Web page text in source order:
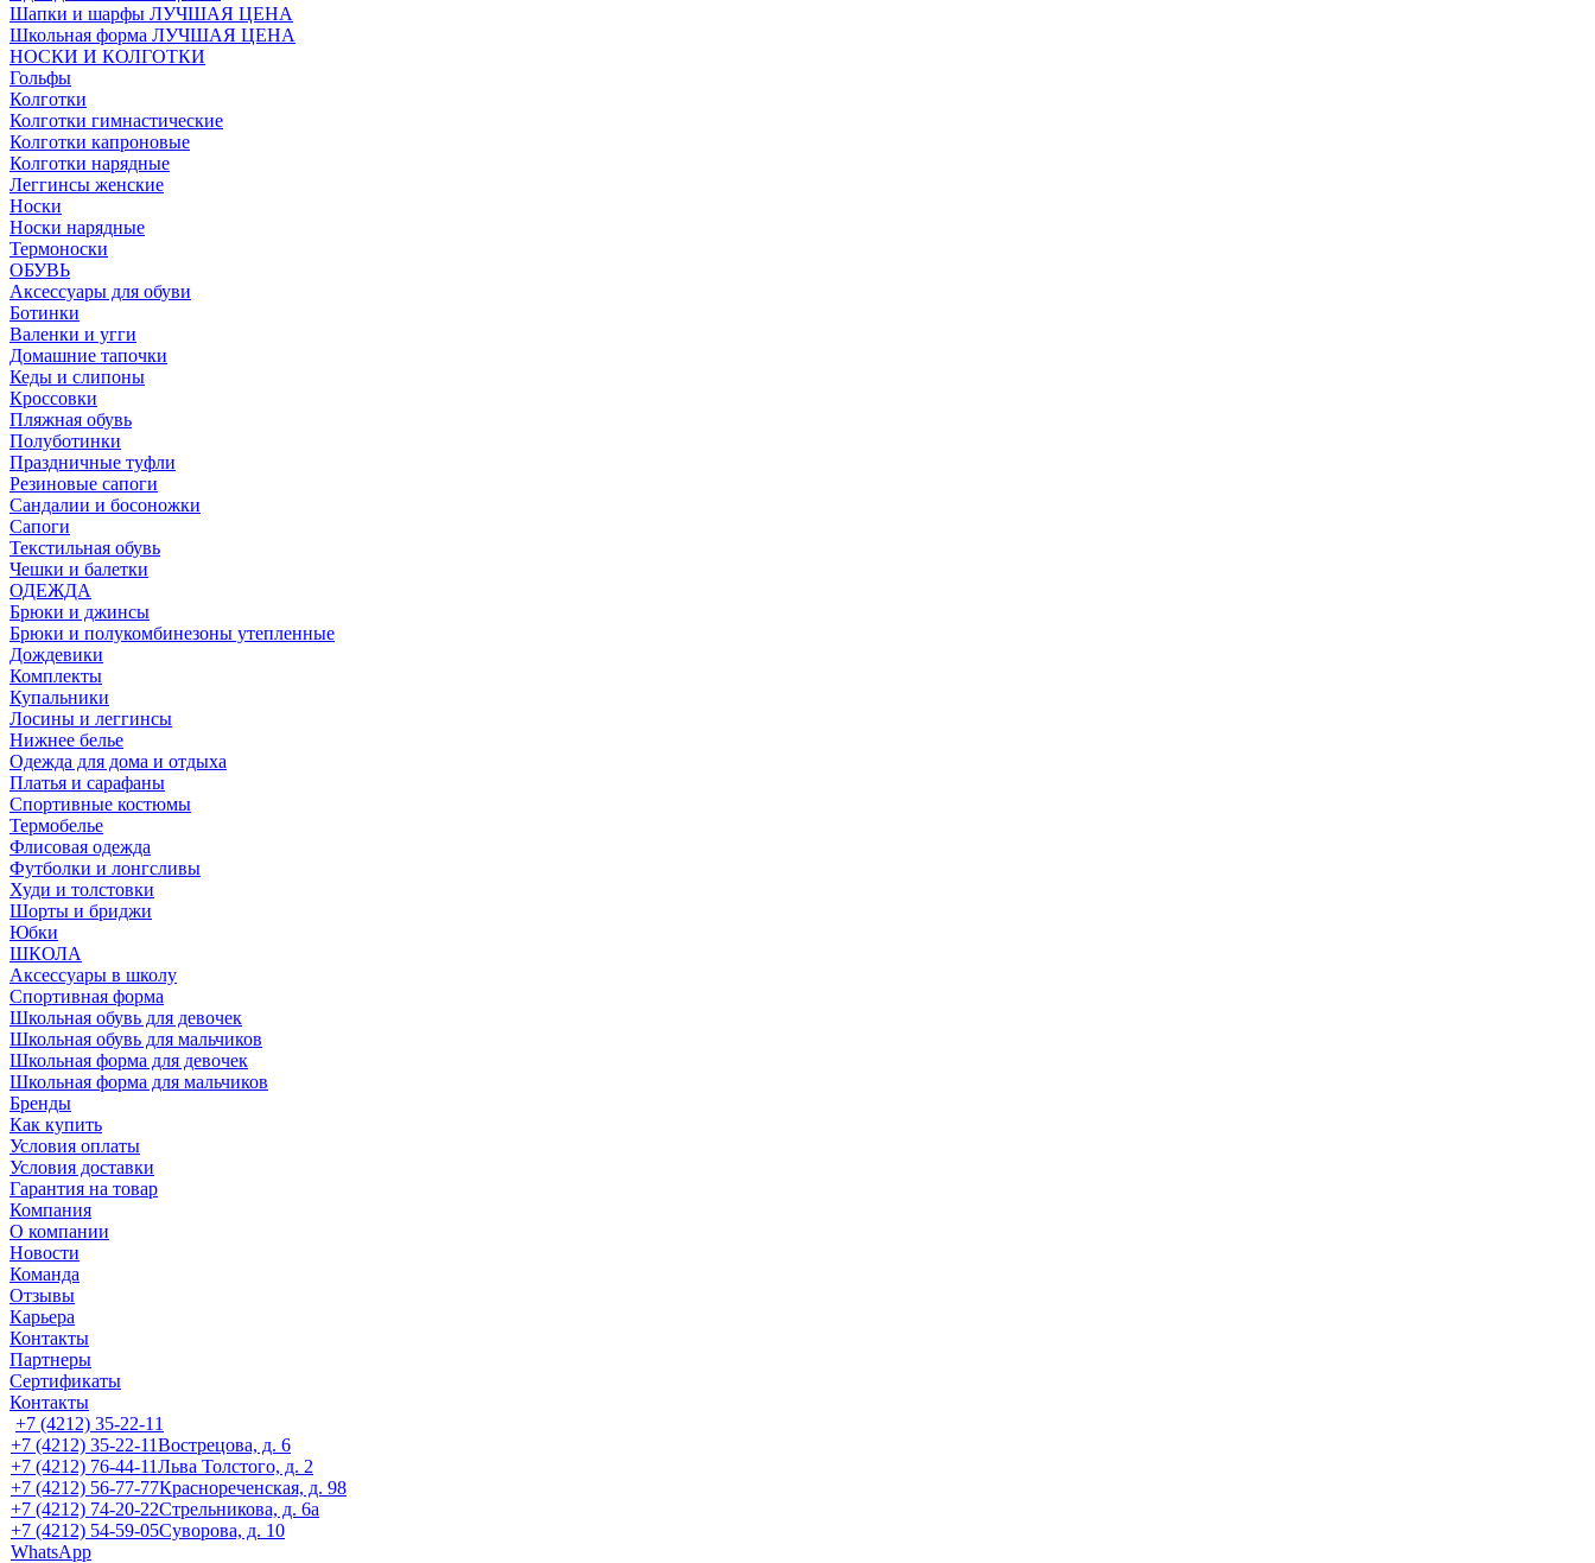
Шапки и шарфы ЛУЧШАЯ ЦЕНА
Школьная форма ЛУЧШАЯ ЦЕНА
НОСКИ И КОЛГОТКИ
Гольфы
Колготки
Колготки гимнастические
Колготки капроновые
Колготки нарядные
Леггинсы женские
Носки
Носки нарядные
Термоноски
ОБУВЬ
Аксессуары для обуви
Ботинки
Валенки и угги
Домашние тапочки
Кеды и слипоны
Кроссовки
Пляжная обувь
Полуботинки
Праздничные туфли
Резиновые сапоги
Сандалии и босоножки
Сапоги
Текстильная обувь
Чешки и балетки
ОДЕЖДА
Брюки и джинсы
Брюки и полукомбинезоны утепленные
Дождевики
Комплекты
Купальники
Лосины и леггинсы
Нижнее белье
Одежда для дома и отдыха
Платья и сарафаны
Спортивные костюмы
Термобелье
Флисовая одежда
Футболки и лонгсливы
Худи и толстовки
Шорты и бриджи
Юбки
ШКОЛА
Аксессуары в школу
Спортивная форма
Школьная обувь для девочек
Школьная обувь для мальчиков
Школьная форма для девочек
Школьная форма для мальчиков
Бренды
Как купить
Условия оплаты
Условия доставки
Гарантия на товар
Компания
О компании
Новости
Команда
Отзывы
Карьера
Контакты
Партнеры
Сертификаты
Контакты
+7 (4212) 35-22-11
+7 (4212) 35-22-11Вострецова, д. 6
+7 (4212) 76-44-11Льва Толстого, д. 2
+7 (4212) 56-77-77Краснореченская, д. 98
+7 (4212) 74-20-22Стрельникова, д. 6а
+7 (4212) 54-59-05Суворова, д. 10
WhatsApp